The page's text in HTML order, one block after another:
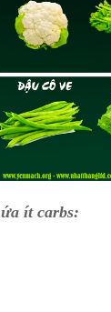
ít carbs: